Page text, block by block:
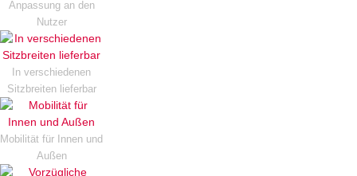
Anpassung an den
Nutzer
In verschiedenen
Sitzbreiten lieferbar
Mobilität für Innen und
Außen